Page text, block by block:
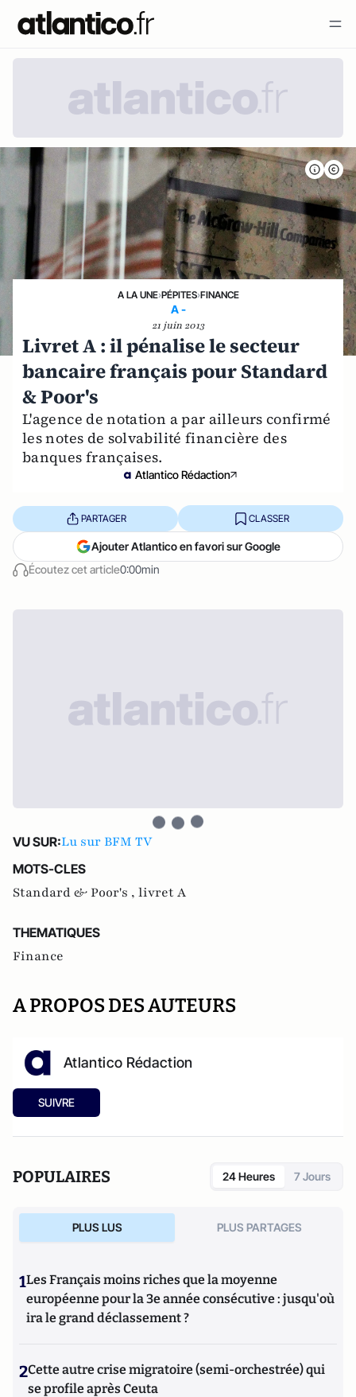
A LA UNE›PÉPITES›FINANCE
A -
21 juin 2013
Livret A : il pénalise le secteur
bancaire français pour Standard
& Poor's
L'agence de notation a par ailleurs confirmé
les notes de solvabilité financière des
banques françaises.
Atlantico Rédaction
Écoutez cet article0:00min
PARTAGER CLASSER
Ajouter Atlantico en favori sur Google
VU SUR:Lu sur BFM TV
MOTS-CLES
Standard & Poor's , livret A
THEMATIQUES
Finance
A PROPOS DES AUTEURS
Atlantico Rédaction
SUIVRE
POPULAIRES 24 Heures 7 Jours
PLUS LUS PLUS PARTAGES
1Les Français moins riches que la moyenne
européenne pour la 3e année consécutive : jusqu'où
ira le grand déclassement ?
2Cette autre crise migratoire (semi-orchestrée) qui
se profile après Ceuta